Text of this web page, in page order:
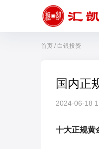
首页 / 白银投资
国内正
2024-06-18
十大正规黄